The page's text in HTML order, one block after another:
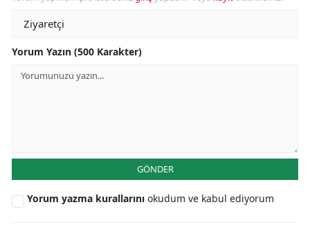
Yorum Yazın (500 Karakter)
GÖNDER
Yorum yazma kurallarını okudum ve kabul ediyorum